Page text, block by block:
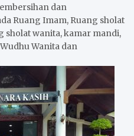
dan
Ruang Imam, Ruang sholat
sholat wanita, kamar mandi,
Wanita dan